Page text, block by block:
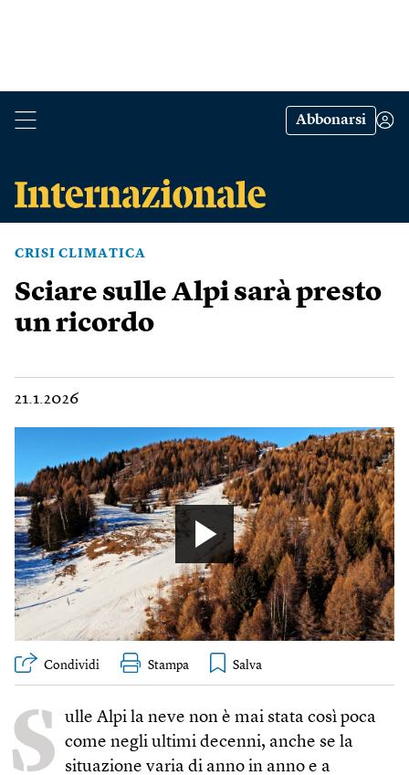
Abbonarsi
CRISI CLIMATICA
Sciare sulle Alpi sarà presto
un ricordo
21.1.2026
Condividi Stampa
S ulle Alpi la neve non è mai stata così poca
come negli ultimi decenni, anche se la
situazione varia di anno in anno e a